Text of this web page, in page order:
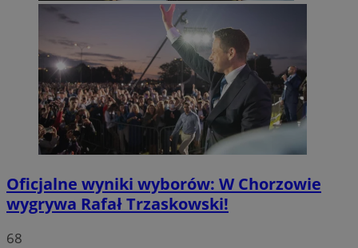
Oficjalne wyniki wyborów: W Chorzowie
wygrywa Rafał Trzaskowski!
68